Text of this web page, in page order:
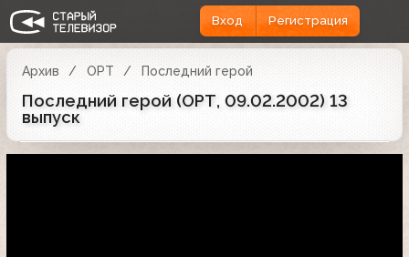
Вход Регистрация
Архив ОРТ Последний герой
Последний герой (ОРТ, 09.02.2002) 13
выпуск